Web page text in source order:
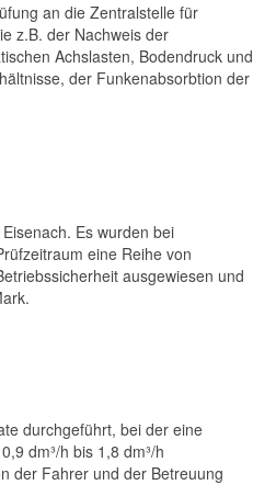
an die Zentralstelle für
z.B. der Nachweis der
Achslasten, Bodendruck und
der Funkenabsorbtion der
Es wurden bei
eine Reihe von
ausgewiesen und
durchgeführt, bei der eine
dm³/h bis 1,8 dm³/h
der Fahrer und der Betreuung